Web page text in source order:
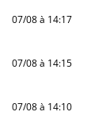
07/08 à 14:17
07/08 à 14:15
07/08 à 14:10